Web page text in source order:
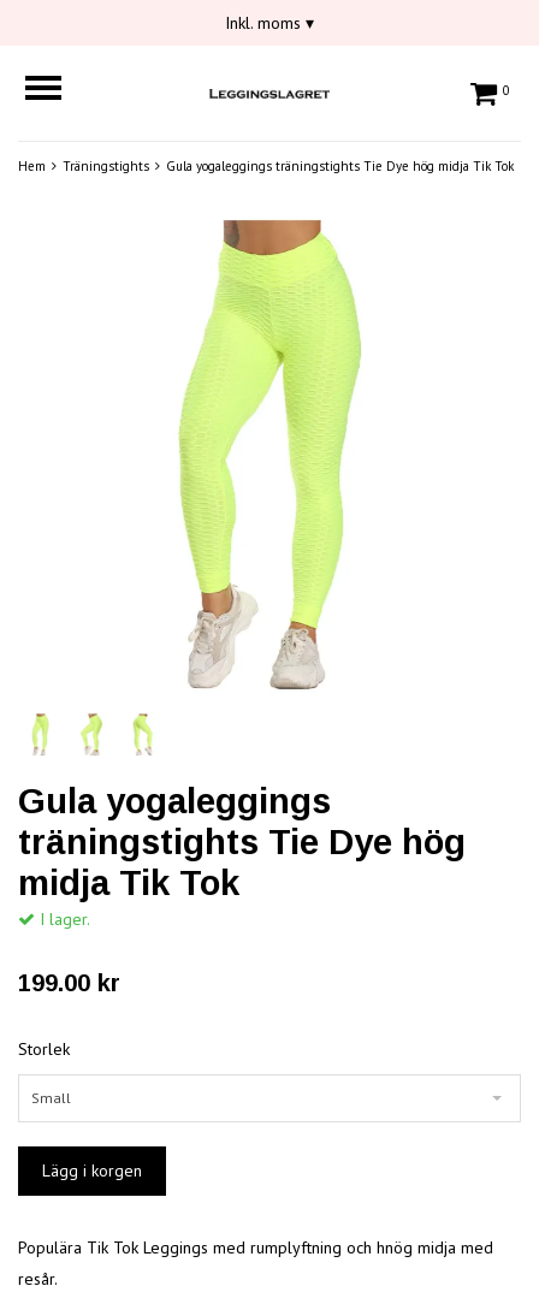
Inkl. moms ▾
0
Hem Träningstights Gula yogaleggings träningstights Tie Dye hög midja Tik Tok
Gula yogaleggings
träningstights Tie Dye hög
midja Tik Tok
I lager.
199.00 kr
Storlek
Small
Populära Tik Tok Leggings med rumplyftning och hnög midja med
resår.